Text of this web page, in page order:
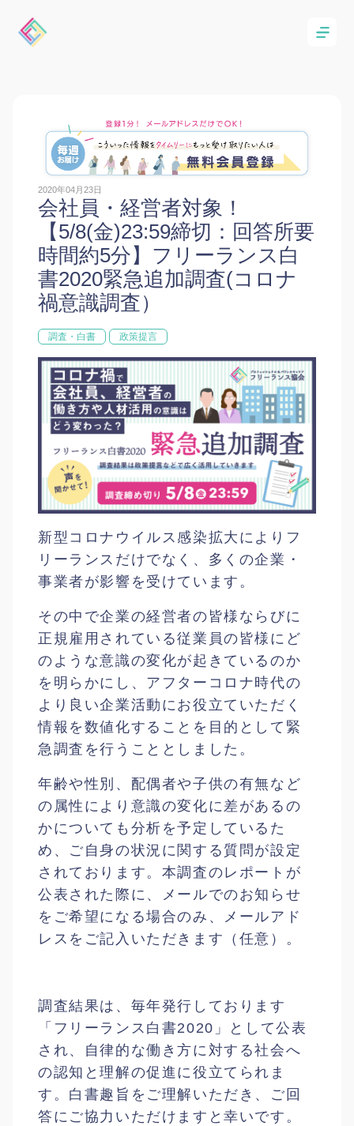
2020年04月23日
会社員・経営者対象！
【5/8(金)23:59締切：回答所要
時間約5分】フリーランス白
書2020緊急追加調査(コロナ
禍意識調査）
調査・白書 政策提言
新型コロナウイルス感染拡大によりフ
リーランスだけでなく、多くの企業・
事業者が影響を受けています。
その中で企業の経営者の皆様ならびに
正規雇用されている従業員の皆様にど
のような意識の変化が起きているのか
を明らかにし、アフターコロナ時代の
より良い企業活動にお役立ていただく
情報を数値化することを目的として緊
急調査を行うこととしました。
年齢や性別、配偶者や子供の有無など
の属性により意識の変化に差があるの
かについても分析を予定しているた
め、ご自身の状況に関する質問が設定
されております。本調査のレポートが
公表された際に、メールでのお知らせ
をご希望になる場合のみ、メールアド
レスをご記入いただきます（任意）。
調査結果は、毎年発行しております
「フリーランス白書2020」として公表
され、自律的な働き方に対する社会へ
の認知と理解の促進に役立てられま
す。白書趣旨をご理解いただき、ご回
答にご協力いただけますと幸いです。